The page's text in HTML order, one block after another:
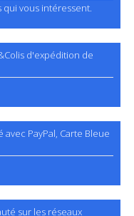
vous intéressent.
d'expédition de
PayPal, Carte Bleue
sur les réseaux